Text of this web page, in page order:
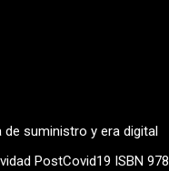
de suministro y era digital
PostCovid19 ISBN